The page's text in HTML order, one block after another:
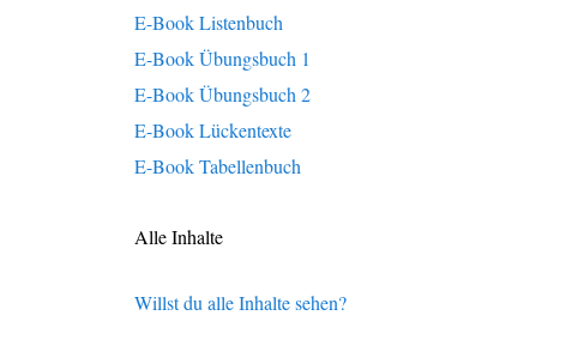
E-Book Listenbuch
E-Book Übungsbuch 1
E-Book Übungsbuch 2
E-Book Lückentexte
E-Book Tabellenbuch
Alle Inhalte
Willst du alle Inhalte sehen?